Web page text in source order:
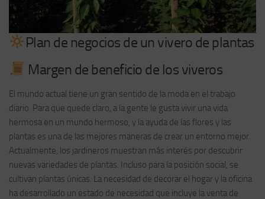
Plan de negocios de un vivero de plantas
Margen de beneficio de los viveros
El mundo actual tiene un gran sentido de la moda en el trabajo
diario. Para que quede claro, a la gente le gusta vivir una vida
hermosa en un mundo hermoso, y la ayuda de las flores y las
plantas es una de las mejores maneras de crear un entorno mejor.
Actualmente, los jardineros muestran más interés por descubrir
nuevas variedades de plantas. Incluso para la posición social, se
cultivan plantas únicas. La necesidad de decorar el hogar y la oficina
ha desarrollado un estado de necesidad que incluye la venta de